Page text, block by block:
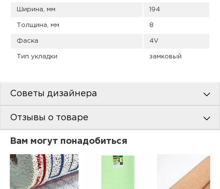
Ширина, мм 194
Толщина, мм 8
Фаска 4V
Тип укладки замковый
Советы дизайнера
Отзывы о товаре
Вам могут понадобиться